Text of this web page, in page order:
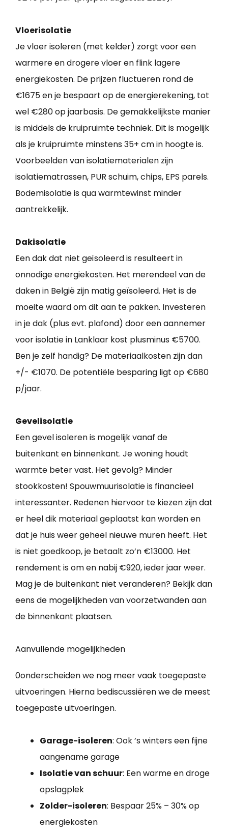
Vloerisolatie
Je vloer isoleren (met kelder) zorgt voor een
warmere en drogere vloer en flink lagere
energiekosten. De prijzen fluctueren rond de
€1675 en je bespaart op de energierekening, tot
wel €280 op jaarbasis. De gemakkelijkste manier
is middels de kruipruimte techniek. Dit is mogelijk
als je kruipruimte minstens 35+ cm in hoogte is.
Voorbeelden van isolatiematerialen zijn
isolatiematrassen, PUR schuim, chips, EPS parels.
Bodemisolatie is qua warmtewinst minder
aantrekkelijk.
Dakisolatie
Een dak dat niet geïsoleerd is resulteert in
onnodige energiekosten. Het merendeel van de
daken in België zijn matig geïsoleerd. Het is de
moeite waard om dit aan te pakken. Investeren
in je dak (plus evt. plafond) door een aannemer
voor isolatie in Lanklaar kost plusminus €5700.
Ben je zelf handig? De materiaalkosten zijn dan
+/- €1070. De potentiële besparing ligt op €680
p/jaar.
Gevelisolatie
Een gevel isoleren is mogelijk vanaf de
buitenkant en binnenkant. Je woning houdt
warmte beter vast. Het gevolg? Minder
stookkosten! Spouwmuurisolatie is financieel
interessanter. Redenen hiervoor te kiezen zijn dat
er heel dik materiaal geplaatst kan worden en
dat je huis weer geheel nieuwe muren heeft. Het
is niet goedkoop, je betaalt zo’n €13000. Het
rendement is om en nabij €920, ieder jaar weer.
Mag je de buitenkant niet veranderen? Bekijk dan
eens de mogelijkheden van voorzetwanden aan
de binnenkant plaatsen.
Aanvullende mogelijkheden
0onderscheiden we nog meer vaak toegepaste
uitvoeringen. Hierna bediscussiëren we de meest
toegepaste uitvoeringen.
Garage-isoleren: Ook ’s winters een fijne
aangename garage
Isolatie van schuur: Een warme en droge
opslagplek
Zolder-isoleren: Bespaar 25% – 30% op
energiekosten